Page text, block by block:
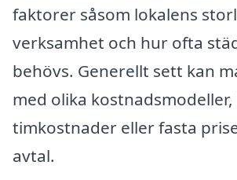
faktorer såsom lokalens
verksamhet och hur ofta
behövs. Generellt sett kan
med olika
timkostnader eller fasta
avtal.